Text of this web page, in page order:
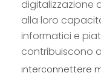
digitalizzazione
alla loro
informatici e
contribuiscono
interconnettere